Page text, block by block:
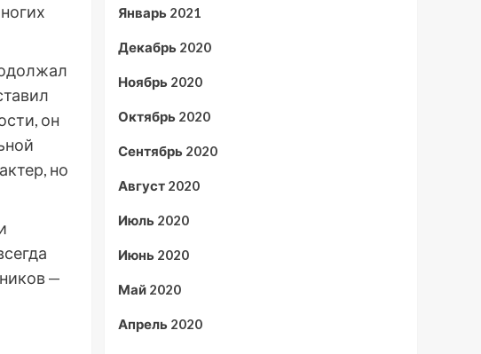
он
но
—
Январь 2021
Декабрь 2020
Ноябрь 2020
Октябрь 2020
Сентябрь 2020
Август 2020
Июль 2020
Июнь 2020
Май 2020
Апрель 2020